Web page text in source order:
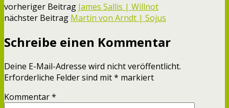
vorheriger Beitrag James Sallis | Willnot
nächster Beitrag Martin von Arndt | Sojus
Schreibe einen Kommentar
Deine E-Mail-Adresse wird nicht veröffentlicht.
Erforderliche Felder sind mit* markiert
Kommentar*